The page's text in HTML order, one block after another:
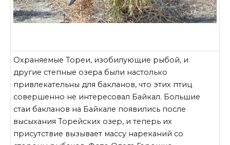
Охраняемые Тореи, изобилующие рыбой, и
другие степные озера были настолько
привлекательны для бакланов, что этих птиц
совершенно не интересовал Байкал. Большие
стаи бакланов на Байкале появились после
высыхания Торейских озер, и теперь их
присутствие вызывает массу нареканий со